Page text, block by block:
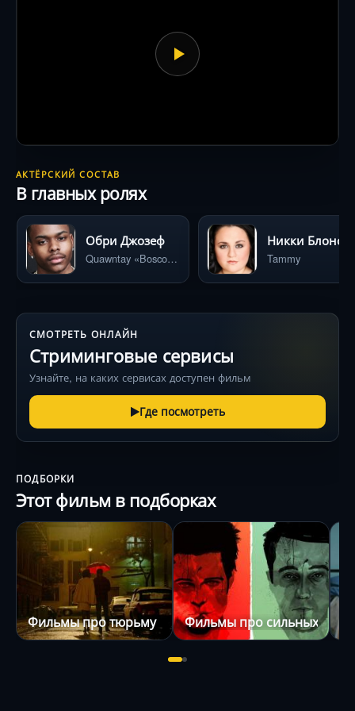
АКТЁРСКИЙ СОСТАВ
В главных ролях
Обри Джозеф
Quawntay «Bosco» Adams
Никки
Tammy
СМОТРЕТЬ ОНЛАЙН
Стриминговые сервисы
Узнайте, на каких сервисах доступен фильм
Где посмотреть
ПОДБОРКИ
Этот фильм в подборках
Фильмы про тюрьму Фильмы про сильных